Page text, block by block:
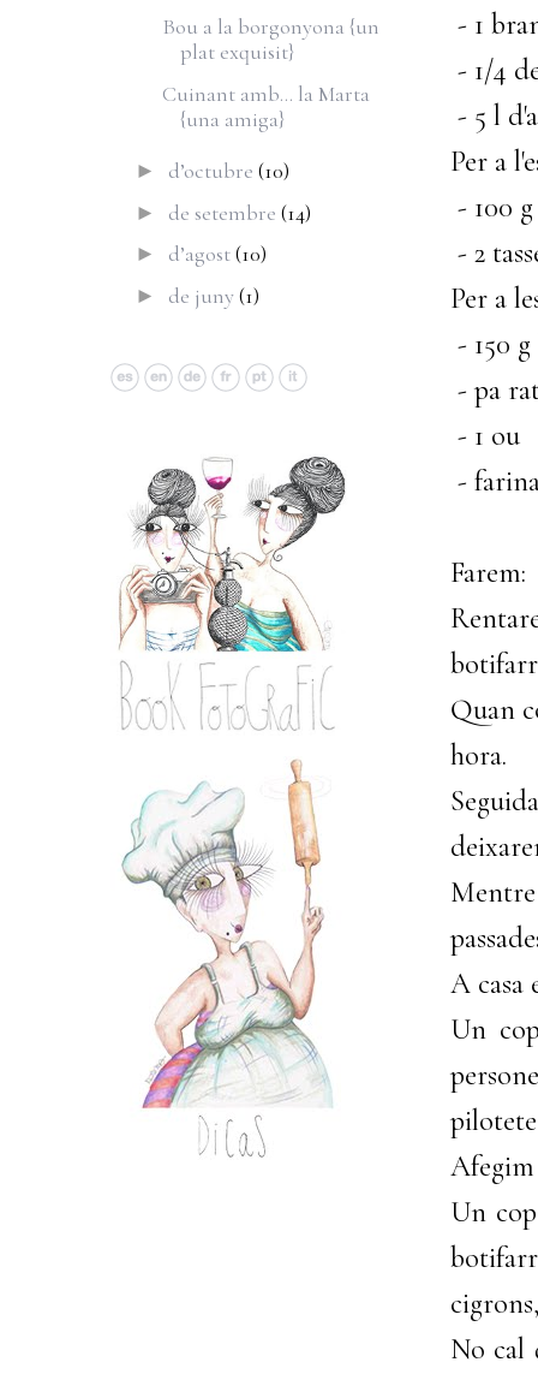
- 1
- 1/4
- 5 l
Per a
- 100
- 2
Per a
- 150
- pa
- 1 ou
-
Farem:
Quan
hora.
A casa
Un
Un
No cal
Bou a la borgonyona {un
plat exquisit}
Cuinant amb... la Marta
{una amiga}
► d’octubre (10)
► de setembre (14)
► d’agost(10)
► de juny(1)